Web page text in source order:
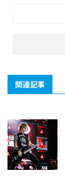
関連記事